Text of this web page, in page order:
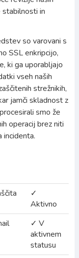
stabilnosti in
so varovani s
SSL enkripcijo,
ki ga uporabljajo
vseh naših
strežnikih,
jamči skladnost z
smo že
operacij brez niti
incidenta.
✓
Aktivno
✓ V
aktivnem
statusu